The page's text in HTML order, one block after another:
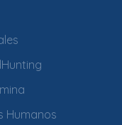
Humanos